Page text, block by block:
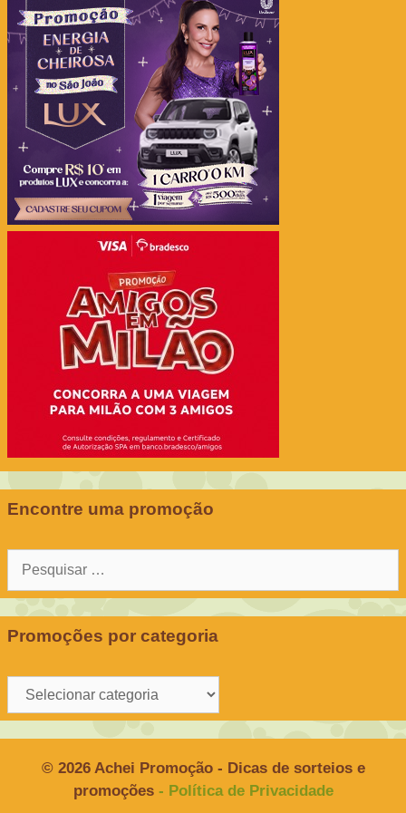
Encontre uma promoção
Pesquisar
Promoções por categoria
Promoções
por
© 2026 Achei Promoção - Dicas de sorteios e
promoções - Política de Privacidade